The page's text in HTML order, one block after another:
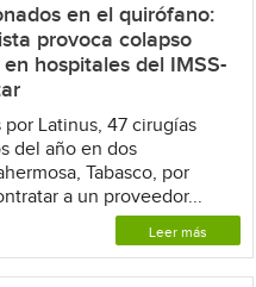
en el quirófano:
provoca colapso
hospitales del IMSS-
Latinus, 47 cirugías
del año en dos
Tabasco, por
a un proveedor...
Leer más